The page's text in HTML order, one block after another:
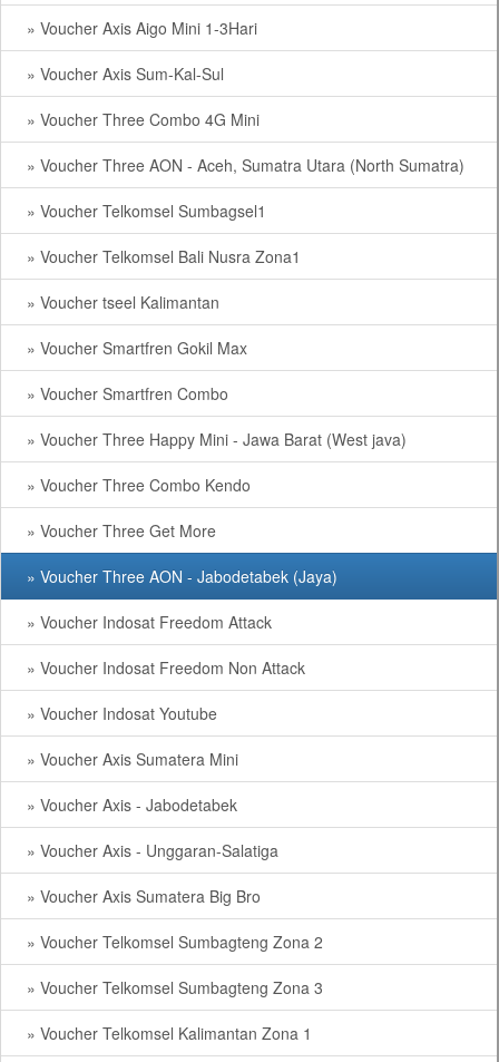
» Voucher Axis Aigo Mini 1-3Hari
» Voucher Axis Sum-Kal-Sul
» Voucher Three Combo 4G Mini
» Voucher Three AON - Aceh, Sumatra Utara (North Sumatra)
» Voucher Telkomsel Sumbagsel1
» Voucher Telkomsel Bali Nusra Zona1
» Voucher tseel Kalimantan
» Voucher Smartfren Gokil Max
» Voucher Smartfren Combo
» Voucher Three Happy Mini - Jawa Barat (West java)
» Voucher Three Combo Kendo
» Voucher Three Get More
» Voucher Three AON - Jabodetabek (Jaya)
» Voucher Indosat Freedom Attack
» Voucher Indosat Freedom Non Attack
» Voucher Indosat Youtube
» Voucher Axis Sumatera Mini
» Voucher Axis - Jabodetabek
» Voucher Axis - Unggaran-Salatiga
» Voucher Axis Sumatera Big Bro
» Voucher Telkomsel Sumbagteng Zona 2
» Voucher Telkomsel Sumbagteng Zona 3
» Voucher Telkomsel Kalimantan Zona 1